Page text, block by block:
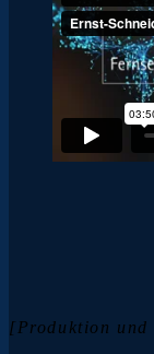
[Produktion